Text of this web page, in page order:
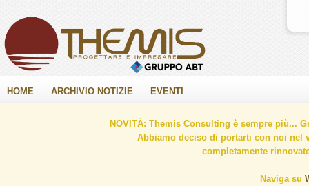
HOME ARCHIVIO NOTIZIE EVENTI
NOVITÀ: Themis Consulting è sempre più...
Abbiamo deciso di portarti con noi nel
completamente
Naviga su